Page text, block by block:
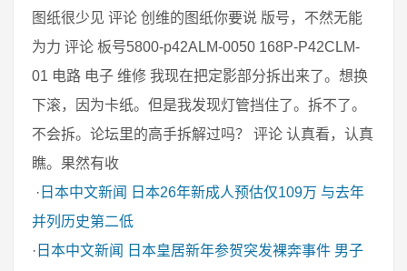
图纸很少见 评论 创维的图纸你要说 版号，不然无能
为力 评论 板号5800-p42ALM-0050 168P-P42CLM-
01 电路 电子 维修 我现在把定影部分拆出来了。想换
下滚，因为卡纸。但是我发现灯管挡住了。拆不了。
不会拆。论坛里的高手拆解过吗？ 评论 认真看，认真
瞧。果然有收
· 日本中文新闻
日本26年新成人预估仅109万 与去年
并列历史第二低
· 日本中文新闻
日本皇居新年参贺突发裸奔事件 男子